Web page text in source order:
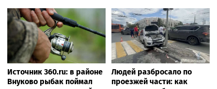
Источник 360.ru: в районе
Внуково рыбак поймал
Людей разбросало по
проезжей части: как